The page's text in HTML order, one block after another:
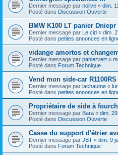
Dernier message par nolive « dim.
Posté dans Discussion Ouverte
BMW K100 LT panier Dniepr
Dernier message par Le cid « dim.
Posté dans petites annonces en
vidange amortos et
Dernier message par paniervert «
Posté dans Forum Technique
Vend mon side-car R1100RS
Dernier message par lachaume «
Posté dans petites annonces en
Propriétaire de side à
Dernier message par Bara « dim.
Posté dans Discussion Ouverte
Casse du support d'étrier
Dernier message par JBT « dim. 9
Posté dans Forum Technique